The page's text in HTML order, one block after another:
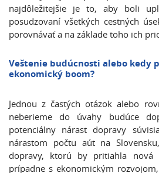
najdôležitejšie je to, aby boli
posudzovaní všetkých cestných
porovnávať a na základe toho ich
Veštenie budúcnosti alebo kedy
ekonomický boom?
Jednou z častých otázok alebo
neberieme do úvahy budúce
potenciálny nárast dopravy
nárastom počtu aút na
dopravy, ktorú by pritiahla nová
prípadne s ekonomickým